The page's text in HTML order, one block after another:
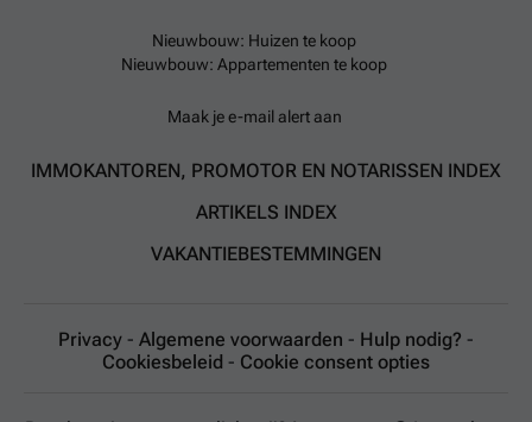
Nieuwbouw: Huizen te koop
Nieuwbouw: Appartementen te koop
Maak je e-mail alert aan
IMMOKANTOREN, PROMOTOR EN NOTARISSEN INDEX
ARTIKELS INDEX
VAKANTIEBESTEMMINGEN
Privacy - Algemene voorwaarden - Hulp nodig? -
Cookiesbeleid - Cookie consent opties